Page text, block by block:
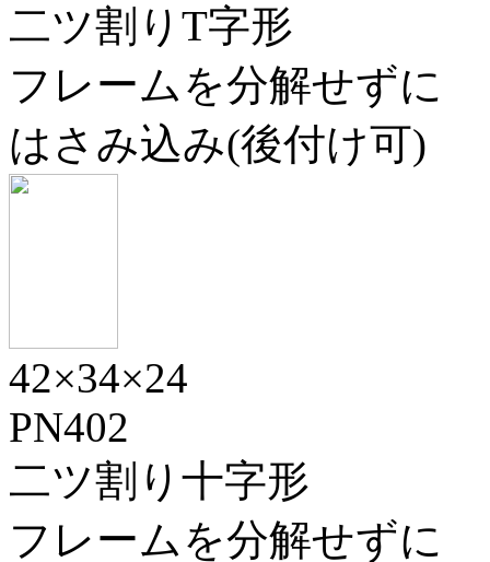
二ツ割りT字形
フレームを分解せずに
はさみ込み(後付け可)
42×34×24
PN402
二ツ割り十字形
フレームを分解せずに